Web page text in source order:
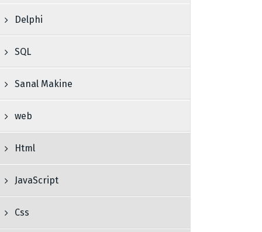
Delphi
SQL
Sanal Makine
web
Html
JavaScript
Css